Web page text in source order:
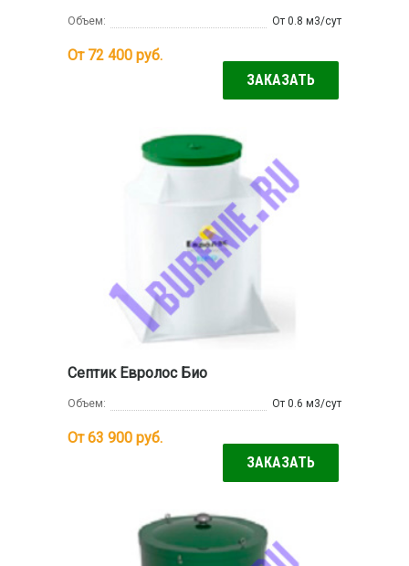
Объем: От 0.8 м3/сут
От 72 400 руб.
ЗАКАЗАТЬ
Септик Евролос Био
Объем: От 0.6 м3/сут
От 63 900 руб.
ЗАКАЗАТЬ